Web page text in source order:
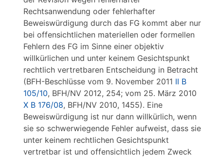
Rechtsanwendung oder fehlerhafter
Beweiswürdigung durch das FG kommt aber nur
bei offensichtlichen materiellen oder formellen
Fehlern des FG im Sinne einer objektiv
willkürlichen und unter keinem Gesichtspunkt
rechtlich vertretbaren Entscheidung in Betracht
(BFH-Beschlüsse vom 9. November 2011 II B
105/10, BFH/NV 2012, 254; vom 25. März 2010
X B 176/08, BFH/NV 2010, 1455). Eine
Beweiswürdigung ist nur dann willkürlich, wenn
sie so schwerwiegende Fehler aufweist, dass sie
unter keinem rechtlichen Gesichtspunkt
vertretbar ist und offensichtlich jedem Zweck